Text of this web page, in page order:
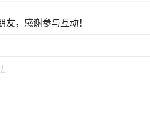
友，感谢参与互动！